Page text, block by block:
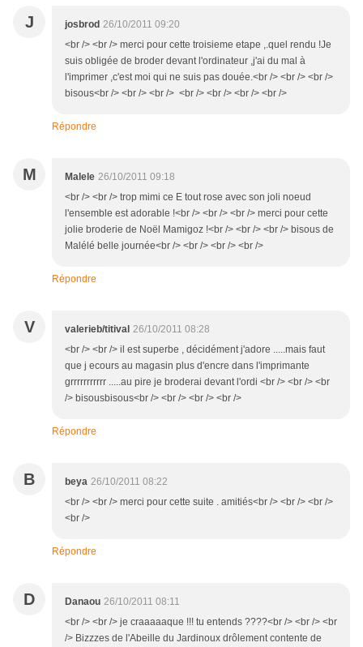
J josbrod 26/10/2011 09:20
<br /> <br /> merci pour cette troisieme etape ,.quel rendu !Je
suis obligée de broder devant l'ordinateur ,j'ai du mal à
l'imprimer ,c'est moi qui ne suis pas douée.<br /> <br /> <br />
bisous<br /> <br /> <br /> <br /> <br /> <br /> <br />
Répondre
M Malele 26/10/2011 09:18
<br /> <br /> trop mimi ce E tout rose avec son joli noeud
l'ensemble est adorable !<br /> <br /> <br /> merci pour cette
jolie broderie de Noël Mamigoz !<br /> <br /> <br /> bisous de
Malélé belle journée<br /> <br /> <br /> <br />
Répondre
V valerieb/titival 26/10/2011 08:28
<br /> <br /> il est superbe , décidément j'adore .....mais faut
que j ecours au magasin plus d'encre dans l'imprimante
grrrrrrrrrrr .....au pire je broderai devant l'ordi <br /> <br /> <br
/> bisousbisous<br /> <br /> <br /> <br />
Répondre
B beya 26/10/2011 08:22
<br /> <br /> merci pour cette suite . amitiés<br /> <br /> <br />
<br />
Répondre
D Danaou 26/10/2011 08:11
<br /> <br /> je craaaaaque !!! tu entends ????<br /> <br /> <br
/> Bizzzes de l'Abeille du Jardinoux drôlement contente de